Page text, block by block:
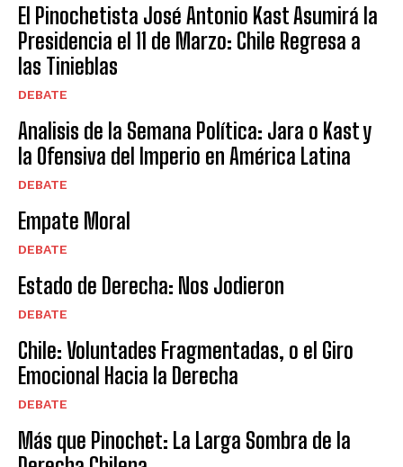
El Pinochetista José Antonio Kast Asumirá la
Presidencia el 11 de Marzo: Chile Regresa a
las Tinieblas
DEBATE
Analisis de la Semana Política: Jara o Kast y
la Ofensiva del Imperio en América Latina
DEBATE
Empate Moral
DEBATE
Estado de Derecha: Nos Jodieron
DEBATE
Chile: Voluntades Fragmentadas, o el Giro
Emocional Hacia la Derecha
DEBATE
Más que Pinochet: La Larga Sombra de la